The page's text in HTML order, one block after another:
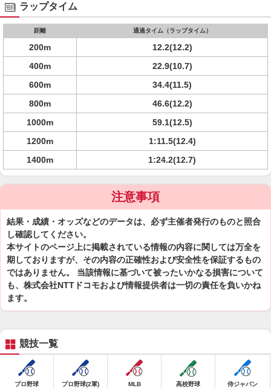
ラップタイム
距離 通過タイム（ラップタイム）
200m
12.2(12.2)
400m
22.9(10.7)
600m
34.4(11.5)
800m
46.6(12.2)
1000m
59.1(12.5)
1200m
1:11.5(12.4)
1400m
1:24.2(12.7)
注意事項
結果・成績・オッズなどのデータは、必ず主催者発行のものと照合
し確認してください。
本サイトのページ上に掲載されている情報の内容に関しては万全を
期しておりますが、その内容の正確性および安全性を保証するもの
ではありません。 当該情報に基づいて被ったいかなる損害について
も、株式会社NTTドコモおよび情報提供者は一切の責任を負いかね
ます。
競技一覧
プロ野球 プロ野球(2軍) MLB 高校野球 侍ジャパン